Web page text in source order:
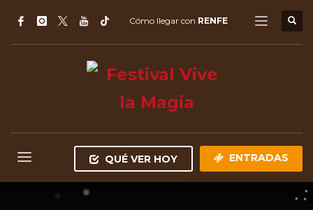
Cómo llegar con RENFE
QUÉ VER HOY ENTRADAS